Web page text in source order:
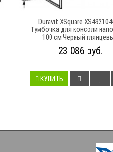
Duravit XSquare
Тумбочка для консоли
100 см Черный
23 086 руб.
КУПИТЬ